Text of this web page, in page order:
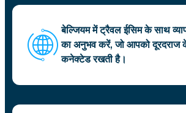
बेल्जियम में ट्रैवल ईसिम के साथ
का अनुभव करें, जो आपको दूरदराज के
कनेक्टेड रखती है।